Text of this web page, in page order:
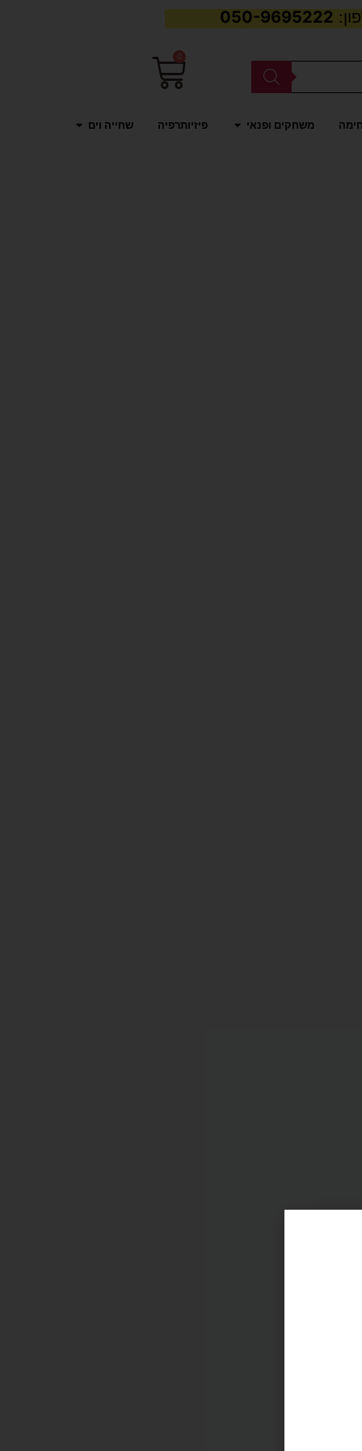
050-9695222
0
עגלת
משחקים ופנאי פתח משחקים ופנאי
פיזיותרפיה שחייה וים פתח שחייה וים